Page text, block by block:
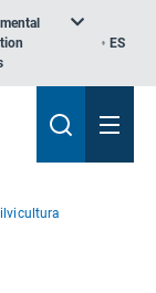
ES